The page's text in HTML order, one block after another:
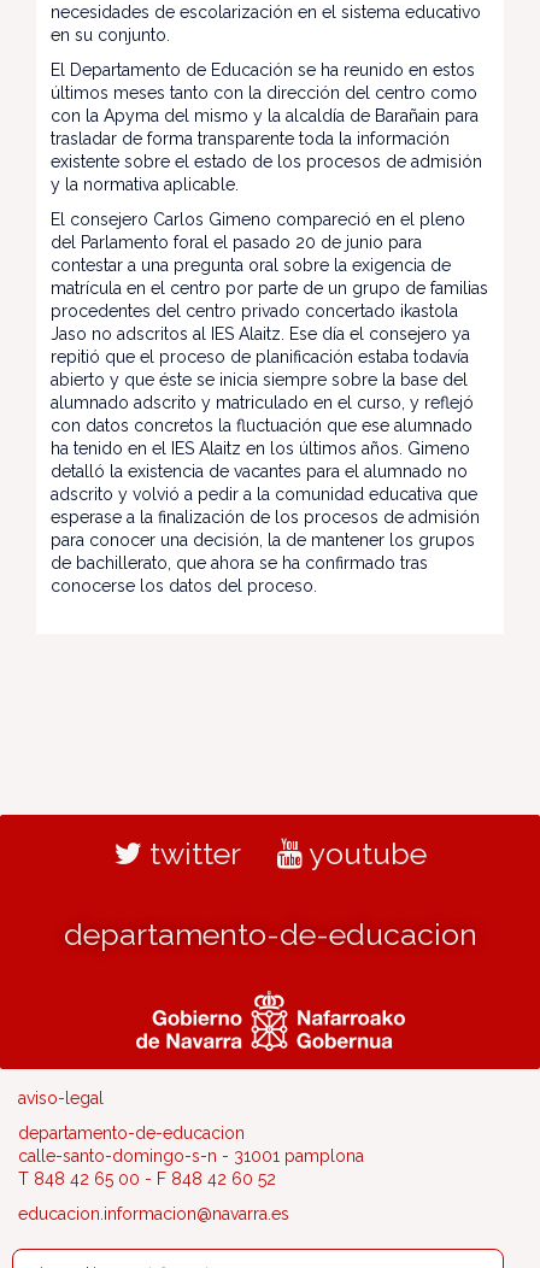
necesidades de escolarización en el sistema educativo
en su conjunto.
El Departamento de Educación se ha reunido en estos
últimos meses tanto con la dirección del centro como
con la Apyma del mismo y la alcaldía de Barañain para
trasladar de forma transparente toda la información
existente sobre el estado de los procesos de admisión
y la normativa aplicable.
El consejero Carlos Gimeno compareció en el pleno
del Parlamento foral el pasado 20 de junio para
contestar a una pregunta oral sobre la exigencia de
matrícula en el centro por parte de un grupo de familias
procedentes del centro privado concertado ikastola
Jaso no adscritos al IES Alaitz. Ese día el consejero ya
repitió que el proceso de planificación estaba todavía
abierto y que éste se inicia siempre sobre la base del
alumnado adscrito y matriculado en el curso, y reflejó
con datos concretos la fluctuación que ese alumnado
ha tenido en el IES Alaitz en los últimos años. Gimeno
detalló la existencia de vacantes para el alumnado no
adscrito y volvió a pedir a la comunidad educativa que
esperase a la finalización de los procesos de admisión
para conocer una decisión, la de mantener los grupos
de bachillerato, que ahora se ha confirmado tras
conocerse los datos del proceso.
twitter youtube
departamento-de-educacion
aviso-legal
departamento-de-educacion
calle-santo-domingo-s-n - 31001 pamplona
T 848 42 65 00 - F 848 42 60 52
educacion.informacion@navarra.es